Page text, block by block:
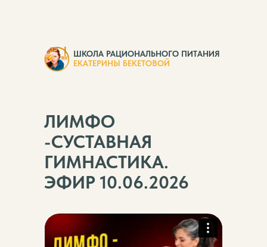
ЛИМФО
-СУСТАВНАЯ
ГИМНАСТИКА.
ЭФИР 10.06.2026
ШКОЛА РАЦИОНАЛЬНОГО ПИТАНИЯ
ЕКАТЕРИНЫ БЕКЕТОВОЙ